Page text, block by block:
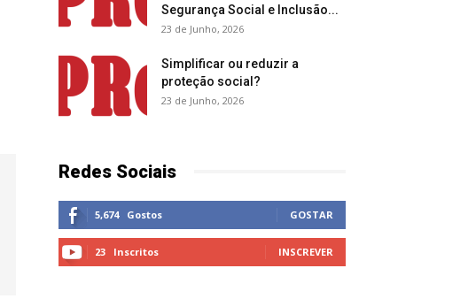
Segurança Social e Inclusão...
23 de Junho, 2026
Simplificar ou reduzir a
proteção social?
23 de Junho, 2026
Redes Sociais
5,674 Gostos GOSTAR
23 Inscritos INSCREVER